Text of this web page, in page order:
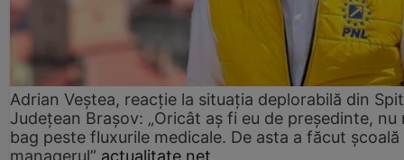
Adrian Veștea, reacție la situația deplorabilă din
Județean Brașov: „Oricât aș fi eu de președinte, nu
bag peste fluxurile medicale. De asta a făcut școală
managerul” actualitate.net